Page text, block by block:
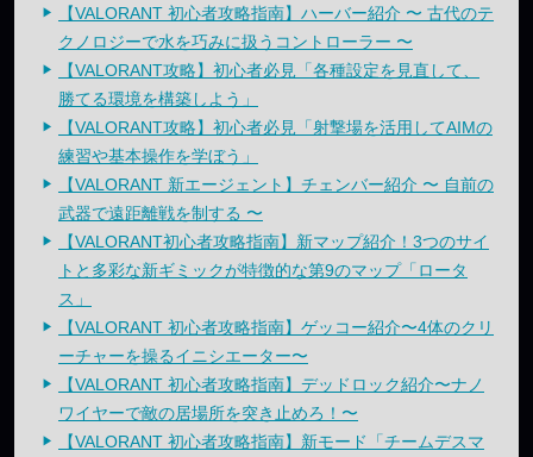
【VALORANT 初心者攻略指南】ハーバー紹介 〜 古代のテ
クノロジーで水を巧みに扱うコントローラー 〜
【VALORANT攻略】初心者必見「各種設定を見直して、
勝てる環境を構築しよう」
【VALORANT攻略】初心者必見「射撃場を活用してAIMの
練習や基本操作を学ぼう」
【VALORANT 新エージェント】チェンバー紹介 〜 自前の
武器で遠距離戦を制する 〜
【VALORANT初心者攻略指南】新マップ紹介！3つのサイ
トと多彩な新ギミックが特徴的な第9のマップ「ロータ
ス」
【VALORANT 初心者攻略指南】ゲッコー紹介〜4体のクリ
ーチャーを操るイニシエーター〜
【VALORANT 初心者攻略指南】デッドロック紹介〜ナノ
ワイヤーで敵の居場所を突き止めろ！〜
【VALORANT 初心者攻略指南】新モード「チームデスマ